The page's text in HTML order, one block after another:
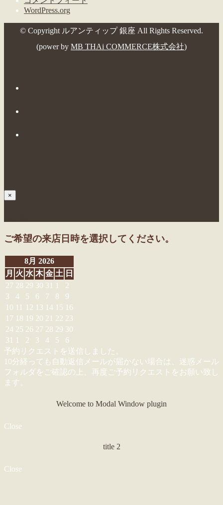
WordPress.org
© Copyright ルアンティップ 銀座 All Rights Reserved.
(power by MB THAi COMMERCE株式会社)
×
ご希望の来店日時を選択してください。
8月 2026
月 火 水 木 金 土 日
27 28 29 30 31 1
2
3
4 5 6 7 8
9
10 11 12 13 14 15 16
17 18 19 20 21 22 23
24 25 26 27 28 29 30
31 1 2 3 4 5
6
予約リクエストを送信しました。
10分経っても自動返信メールが届かない場合は、迷惑メール
フォルダをご確認の上、再度ご予約リクエストをお願い致し
ます。
Welcome to Modal Window plugin
Close
title 2
Close